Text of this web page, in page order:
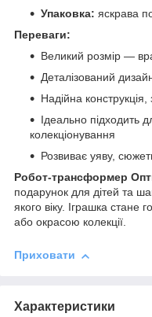
Упаковка: яскрава
Переваги:
Великий розмір —
Деталізований
Надійна
Ідеально підходить
колекціонування
Розвиває уяву,
Робот-трансформер
подарунок для дітей та
якого віку. Іграшка стане
або окрасою колекції.
Приховати
Характеристики